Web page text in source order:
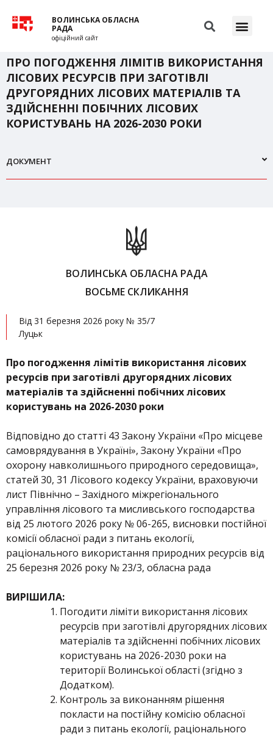
ВОЛИНСЬКА ОБЛАСНА
РАДА
офіційний сайт
ПРО ПОГОДЖЕННЯ ЛІМІТІВ ВИКОРИСТАННЯ
ЛІСОВИХ РЕСУРСІВ ПРИ ЗАГОТІВЛІ
ДРУГОРЯДНИХ ЛІСОВИХ МАТЕРІАЛІВ ТА
ЗДІЙСНЕННІ ПОБІЧНИХ ЛІСОВИХ
КОРИСТУВАНЬ НА 2026-2030 РОКИ
ДОКУМЕНТ
ВОЛИНСЬКА ОБЛАСНА РАДА
ВОСЬМЕ СКЛИКАННЯ
Від 31 березня 2026 року № 35/7
Луцьк
Про погодження лімітів використання лісових
ресурсів при заготівлі другорядних лісових
матеріалів та здійсненні побічних лісових
користувань на 2026-2030 роки
Відповідно до статті 43 Закону України «Про місцеве
самоврядування в Україні», Закону України «Про
охорону навколишнього природного середовища»,
статей 30, 31 Лісового кодексу України, враховуючи
лист Північно – Західного міжрегіонального
управління лісового та мисливського господарства
від 25 лютого 2026 року № 06-265, висновки постійної
комісії обласної ради з питань екології,
раціонального використання природних ресурсів від
25 березня 2026 року № 23/3, обласна рада
ВИРІШИЛА:
Погодити ліміти використання лісових
ресурсів при заготівлі другорядних лісових
матеріалів та здійсненні побічних лісових
користувань на 2026-2030 роки на
території Волинської області (згідно з
Додатком).
Контроль за виконанням рішення
покласти на постійну комісію обласної
ради з питань екології, раціонального